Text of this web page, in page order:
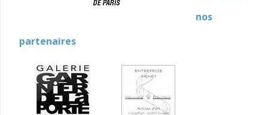
nos
partenaires